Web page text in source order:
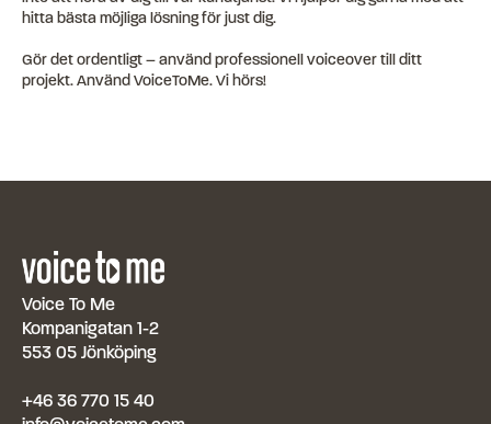
hitta bästa möjliga lösning för just dig.
Gör det ordentligt – använd professionell voiceover till ditt
projekt. Använd VoiceToMe. Vi hörs!
Voice To Me
Kompanigatan 1-2
553 05 Jönköping
+46 36 770 15 40